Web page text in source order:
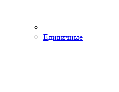
Единичные